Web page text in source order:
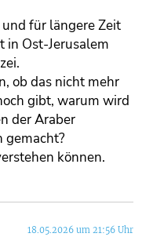
für längere Zeit
in Ost-Jerusalem
ob das nicht mehr
gibt, warum wird
der Araber
gemacht?
können.
18.05.2026 um 21:56 Uhr